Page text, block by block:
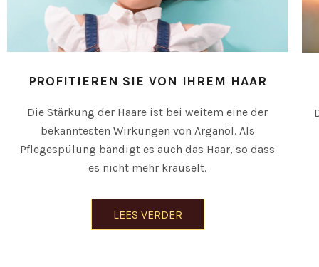
PROFITIEREN SIE VON IHREM HAAR
Die Stärkung der Haare ist bei weitem eine der
bekanntesten Wirkungen von Arganöl. Als
Pflegespülung bändigt es auch das Haar, so dass
es nicht mehr kräuselt.
LEES VERDER